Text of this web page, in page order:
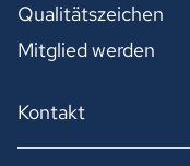
Qualitätszeichen
Mitglied werden
Kontakt